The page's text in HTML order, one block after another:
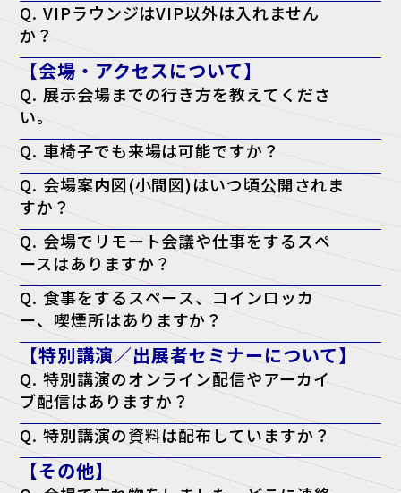
ている方が対象となります。
Q. VIPラウンジはVIP以外は入れません
か？
A. はい。ただし、VIPの同行者の方はご一緒に利用される場合のみ可能
です。
【会場・アクセスについて】
Q. 展示会場までの行き方を教えてくださ
い。
A. アクセスページよりご確認ください。
アクセスページはこちら
Q. 車椅子でも来場は可能ですか？
A. はい、可能です。会場内はバリアフリー対応となっております。
Q. 会場案内図(小間図)はいつ頃公開されま
すか？
A. 開催日の前週に、公式サイトにて公開予定です。
Q. 会場でリモート会議や仕事をするスペ
ースはありますか？
A. はい。会場内に無料の「テレワークラウンジ」をご用意しておりま
すので、そちらをご利用ください。
Q. 食事をするスペース、コインロッカ
ー、喫煙所はありますか？
A. はい。会場となる施設内に、飲食店・コンビニ・コインロッカー・
喫煙所がございます。詳しくは会場施設のウェブサイトをご確認くださ
い。【特別講演／出展者セミナーについて】
Q. 特別講演のオンライン配信やアーカイ
ブ配信はありますか？
A. 申し訳ございませんが、配信は行っておりません。当日、現地会場
でのご聴講のみとなります。
Q. 特別講演の資料は配布していますか？
A. 原則として資料配布は行っておりません。ただし、チケットに「資
料配布対象」と記載がある講演に限り、アンケート回答者へ配布いたし
ます。（※講師の都合により配布できない場合もございます）
【その他】